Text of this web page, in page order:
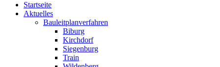
Startseite
Aktuelles
Bauleitplanverfahren
Biburg
Kirchdorf
Siegenburg
Train